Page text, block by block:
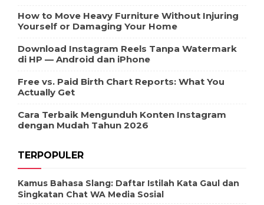
How to Move Heavy Furniture Without Injuring
Yourself or Damaging Your Home
Download Instagram Reels Tanpa Watermark
di HP — Android dan iPhone
Free vs. Paid Birth Chart Reports: What You
Actually Get
Cara Terbaik Mengunduh Konten Instagram
dengan Mudah Tahun 2026
TERPOPULER
Kamus Bahasa Slang: Daftar Istilah Kata Gaul dan
Singkatan Chat WA Media Sosial